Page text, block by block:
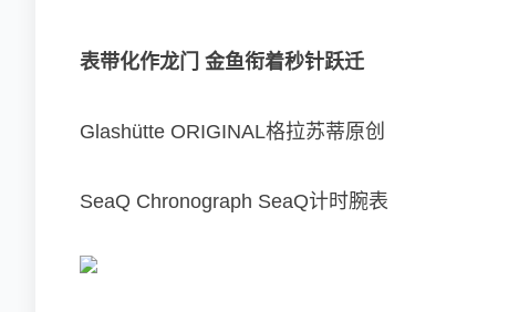
表带化作龙门 金鱼衔着秒针跃迁
Glashütte ORIGINAL格拉苏蒂原创
SeaQ Chronograph SeaQ计时腕表